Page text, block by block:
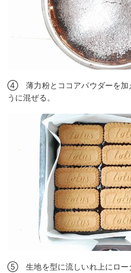
④ 薄力粉とココアパウダーを加
うに混ぜる。
⑤ 生地を型に流しいれ上にロー